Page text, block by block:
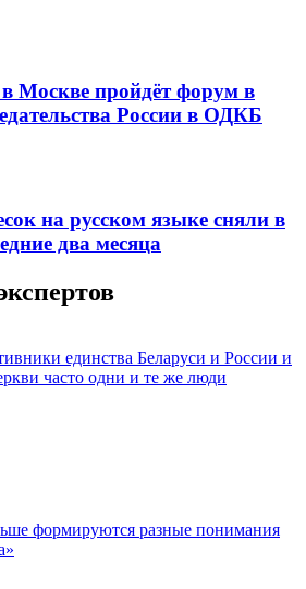
Москве пройдёт форум в
России в ОДКБ
на русском языке сняли в
два месяца
единства Беларуси и России и
часто одни и те же люди
формируются разные понимания